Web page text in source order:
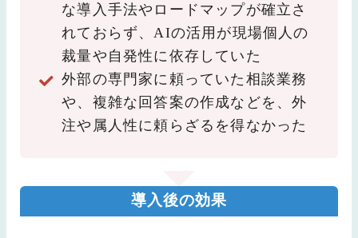
な導入手法やロードマップが確立さ
れておらず、AIの活用が現場個人の
裁量や自発性に依存していた
外部の専門家に頼っていた相談業務
や、複雑な回答案の作成などを、外
注や属人性に頼らざるを得なかった
導入後の効果